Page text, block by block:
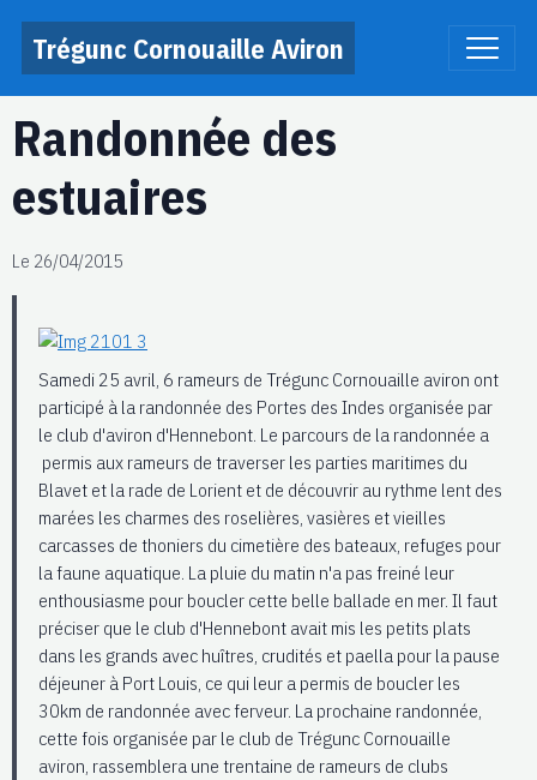
Trégunc Cornouaille Aviron
Randonnée des
estuaires
Le 26/04/2015
Samedi 25 avril, 6 rameurs de Trégunc Cornouaille aviron ont
participé à la randonnée des Portes des Indes organisée par
le club d'aviron d'Hennebont. Le parcours de la randonnée a
permis aux rameurs de traverser les parties maritimes du
Blavet et la rade de Lorient et de découvrir au rythme lent des
marées les charmes des roselières, vasières et vieilles
carcasses de thoniers du cimetière des bateaux, refuges pour
la faune aquatique. La pluie du matin n'a pas freiné leur
enthousiasme pour boucler cette belle ballade en mer. Il faut
préciser que le club d'Hennebont avait mis les petits plats
dans les grands avec huîtres, crudités et paella pour la pause
déjeuner à Port Louis, ce qui leur a permis de boucler les
30km de randonnée avec ferveur. La prochaine randonnée,
cette fois organisée par le club de Trégunc Cornouaille
aviron, rassemblera une trentaine de rameurs de clubs